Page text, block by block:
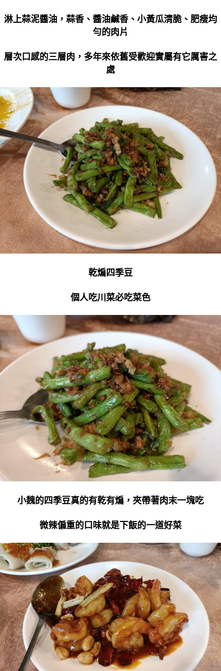
淋上蒜泥醬油，蒜香、醬油鹹香、小黃瓜清脆、肥瘦均
勻的肉片
層次口感的三層肉，多年來依舊受歡迎實屬有它厲害之
處
乾煸四季豆
個人吃川菜必吃菜色
小魏的四季豆真的有乾有煸，夾帶著肉末一塊吃
微辣偏重的口味就是下飯的一道好菜